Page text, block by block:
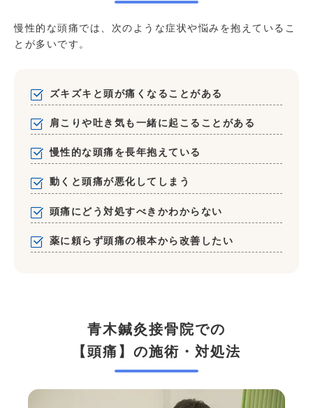
慢性的な頭痛では、次のような症状や悩みを抱えているこ
とが多いです。
ズキズキと頭が痛くなることがある
肩こりや吐き気も一緒に起こることがある
慢性的な頭痛を長年抱えている
動くと頭痛が悪化してしまう
頭痛にどう対処すべきかわからない
薬に頼らず頭痛の根本から改善したい
青木鍼灸接骨院での
【頭痛】の施術・対処法